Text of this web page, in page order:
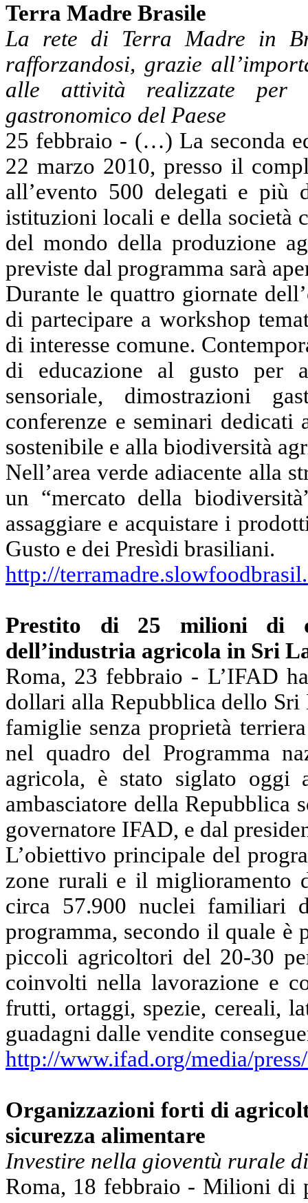
Terra Madre Brasile
La rete di Terra Madre in
rafforzandosi, grazie
alle attività realizzate per
gastronomico del Paese
25 febbraio - (…) La seconda
22 marzo 2010, presso il
all’evento 500 delegati e più
istituzioni locali e della società
del mondo della produzione
previste dal programma sarà
Durante le quattro giornate
di partecipare a workshop
di interesse comune.
di educazione al gusto per
sensoriale, dimostrazioni
conferenze e seminari
sostenibile e alla biodiversità
Nell’area verde adiacente alla
un “mercato della
assaggiare e acquistare i
Gusto e dei Presìdi brasiliani.
http://
Prestito di 25 milioni di
dell’industria agricola in Sri
Roma, 23 febbraio - L’IFAD
dollari alla Repubblica dello
famiglie senzaproprietà
nel quadro del Programma
agricola, è stato siglato
ambasciatore della Repubblica
governatore IFAD, e dal
L’obiettivo principale del
zone rurali e il miglioramento
circa 57.900 nuclei familiari
programma, secondo il quale è
piccoli agricoltori del20-30
coinvolti nella lavorazione e
frutti, ortaggi, spezie, cereali,
guadagni dalle vendite
http://www.ifad.org/media/
Organizzazioni forti di
sicurezza alimentare
Investire nella gioventù rurale
Roma, 18 febbraio - Milioni di